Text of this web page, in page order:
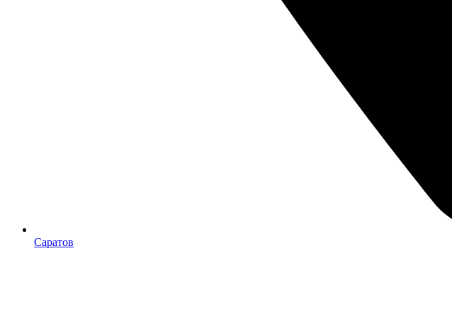
Саратов